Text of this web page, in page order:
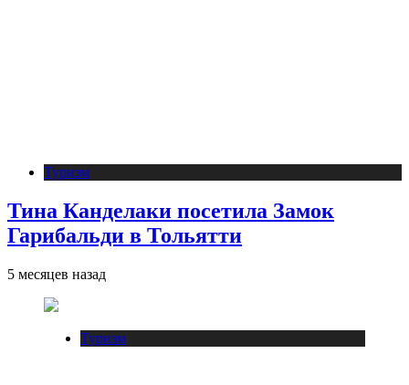
Туризм
Тина Канделаки посетила Замок
Гарибальди в Тольятти
5 месяцев назад
Туризм